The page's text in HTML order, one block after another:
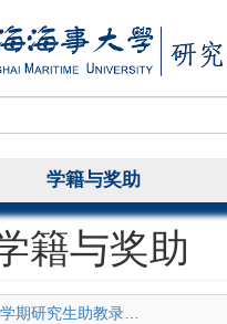
学籍与奖助
籍与奖助